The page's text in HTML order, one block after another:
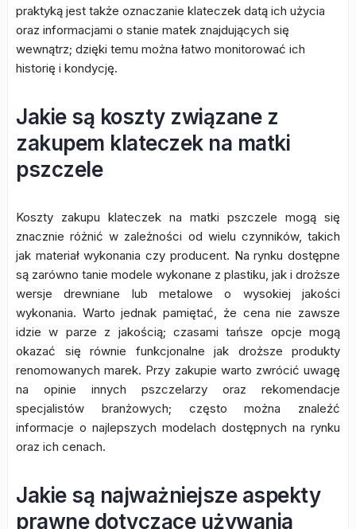
praktyką jest także oznaczanie klateczek datą ich użycia
oraz informacjami o stanie matek znajdujących się
wewnątrz; dzięki temu można łatwo monitorować ich
historię i kondycję.
Jakie są koszty związane z
zakupem klateczek na matki
pszczele
Koszty zakupu klateczek na matki pszczele mogą się
znacznie różnić w zależności od wielu czynników, takich
jak materiał wykonania czy producent. Na rynku dostępne
są zarówno tanie modele wykonane z plastiku, jak i droższe
wersje drewniane lub metalowe o wysokiej jakości
wykonania. Warto jednak pamiętać, że cena nie zawsze
idzie w parze z jakością; czasami tańsze opcje mogą
okazać się równie funkcjonalne jak droższe produkty
renomowanych marek. Przy zakupie warto zwrócić uwagę
na opinie innych pszczelarzy oraz rekomendacje
specjalistów branżowych; często można znaleźć
informacje o najlepszych modelach dostępnych na rynku
oraz ich cenach.
Jakie są najważniejsze aspekty
prawne dotyczące używania